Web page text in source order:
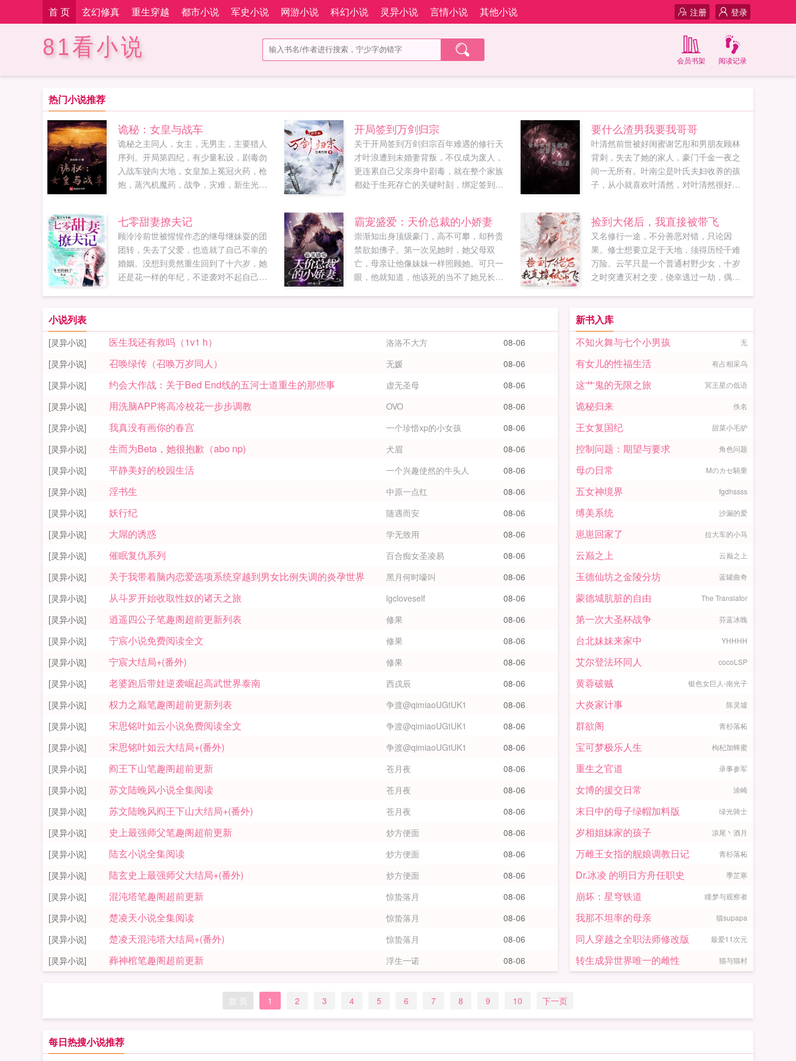
首 页 玄幻修真 重生穿越 都市小说 军史小说 网游小说 科幻小说 灵异小说 言情小说 其他小说 登录
注册
81看小说 阅读记录
会员书架
热门小说推荐
诡秘：女皇与战车
诡秘之主同人，女主，无男主，主要猎人
序列。开局第四纪，有少量私设，剧毒勿
入战车驶向大地，女皇加上冕冠火药，枪
炮，蒸汽机魔药，战争，灾难，新生光明
代，从这里，战车与女皇的传说开始了。
如果您喜欢诡秘女皇与战车，别忘记分享
给朋友...
开局签到万剑归宗
关于开局签到万剑归宗百年难遇的修行天
才叶浪遭到未婚妻背叛，不仅成为废人，
更连累自己父亲身中剧毒，就在整个家族
都处于生死存亡的关键时刻，绑定签到系
要什么渣男我要我哥哥
叶清然前世被好闺蜜谢艺彤和男朋友顾林
背刺，失去了她的家人，豪门千金一夜之
间一无所有。叶南尘是叶氏夫妇收养的孩
子，从小就喜欢叶清然，对叶清然很好，
对叶南尘谁的话都不管用，叶清然说什么
就是什么。重活一世叶清然对叶南尘好，
要让叶南尘成为最幸福的人，要...
七零甜妻撩夫记
顾泠泠前世被惺惺作态的继母继妹耍的团
团转，失去了父爱，也造就了自己不幸的
婚姻。没想到竟然重生回到了十六岁，她
还是花一样的年纪，不逆袭对不起自己！
艺，还有十般没试过，来，继续继续如果
您喜欢七零甜妻撩夫记，别忘记分享给朋
友...
霸宠盛爱：天价总裁的小娇妻
崇渐知出身顶级豪门，高不可攀，却矜贵
禁欲如佛子。第一次见她时，她父母双
亡，母亲让他像妹妹一样照顾她。可只一
眼，他就知道，他该死的当不了她兄长！
的。她怕自己承受不住他汹涌的爱意，想
要逃离，可换来的是他更加...
捡到大佬后，我直接被带飞
又名修行一途，不分善恶对错，只论因
果。修士想要立足于天地，须得历经千难
万险。云芊只是一个普通村野少女，十岁
之时突遭灭村之变，侥幸逃过一劫，偶然
腿！大佬，求带飞！大佬，请带我飞升上
界！大佬，请带我成神！...
小说列表
[灵异小说] 医生我还有救吗（1v1 h） 洛洛不大方
08-06
[灵异小说]
召唤绿传（召唤万岁同人） 无媛
08-06
[灵异小说]
约会大作战：关于Bed End线的五河士道重生的那些事 虚无圣母
08-06
[灵异小说]
用洗脑APP将高冷校花一步步调教 OVO
08-06
[灵异小说]
我真没有画你的春宫 一个珍惜xp的小女孩
08-06
[灵异小说]
生而为Beta，她很抱歉（abo np) 犬眉
08-06
[灵异小说]
平静美好的校园生活 一个兴趣使然的牛头人
08-06
[灵异小说]
淫书生 中原一点红
08-06
[灵异小说]
妖行纪 随遇而安
08-06
[灵异小说]
大屌的诱惑 学无致用
08-06
[灵异小说]
催眠复仇系列 百合痴女圣凌易
08-06
[灵异小说]
关于我带着脑内恋爱选项系统穿越到男女比例失调的炎孕世界 黑月何时嚎叫
08-06
[灵异小说]
从斗罗开始收取性奴的诸天之旅 lgcloveself
08-06
[灵异小说]
逍遥四公子笔趣阁超前更新列表 修果
08-06
[灵异小说]
宁宸小说免费阅读全文 修果
08-06
[灵异小说]
宁宸大结局+(番外) 修果
08-06
[灵异小说]
老婆跑后带娃逆袭崛起高武世界泰南 西戌辰
08-06
[灵异小说]
权力之巅笔趣阁超前更新列表 争渡@qimiaoUGtUK1
08-06
[灵异小说]
宋思铭叶如云小说免费阅读全文 争渡@qimiaoUGtUK1
08-06
[灵异小说]
宋思铭叶如云大结局+(番外) 争渡@qimiaoUGtUK1
08-06
[灵异小说]
阎王下山笔趣阁超前更新 苍月夜
08-06
[灵异小说]
苏文陆晚风小说全集阅读 苍月夜
08-06
[灵异小说]
苏文陆晚风阎王下山大结局+(番外) 苍月夜
08-06
[灵异小说]
史上最强师父笔趣阁超前更新 炒方便面
08-06
[灵异小说]
陆玄小说全集阅读 炒方便面
08-06
[灵异小说]
陆玄史上最强师父大结局+(番外) 炒方便面
08-06
[灵异小说]
混沌塔笔趣阁超前更新 惊蛰落月
08-06
[灵异小说]
楚凌天小说全集阅读 惊蛰落月
08-06
[灵异小说]
楚凌天混沌塔大结局+(番外) 惊蛰落月
08-06
[灵异小说]
葬神棺笔趣阁超前更新 浮生一诺 08-06
新书入库
不知火舞与七个小男孩
无
有女儿的性福生活 有占相采乌
这艹鬼的无限之旅 冥王星の低语
诡秘归来 佚名
王女复国纪 甜菜小毛驴
控制问题：期望与要求 角色问题
母の日常 Mのカセ騎乗
五女神境界 fgdhssss
缚美系统 沙漏的爱
崽崽回家了 拉大车的小马
云巅之上 云巅之上
玉德仙坊之金陵分坊 蓝罐曲奇
蒙德城肮脏的自由 The Translator
第一次大圣杯战争 芬蓝冰魄
台北妹妹来家中 YHHHH
艾尔登法环同人 cocoLSP
黄蓉破贼 银色女巨人-南光子
大炎家计事 陈灵墟
群欲阁 青杉落柘
宝可梦极乐人生 枸杞加蜂蜜
重生之官道 录事参军
女博的援交日常 涂崎
末日中的母子绿帽加料版 绿光骑士
岁相姐妹家的孩子 凉尾丶酒月
万雌王女指的舰娘调教日记 青杉落柘
Dr.冰凌 的明日方舟任职史 季芷寒
崩坏：星穹铁道 瞳梦与观察者
我那不坦率的母亲 猫supapa
同人穿越之全职法师修改版 最爱11次元
转生成异世界唯一的雌性 猫与猫村
首 页 1 2 3 4 5 6 7 8 9 10 下一页
每日热搜小说推荐